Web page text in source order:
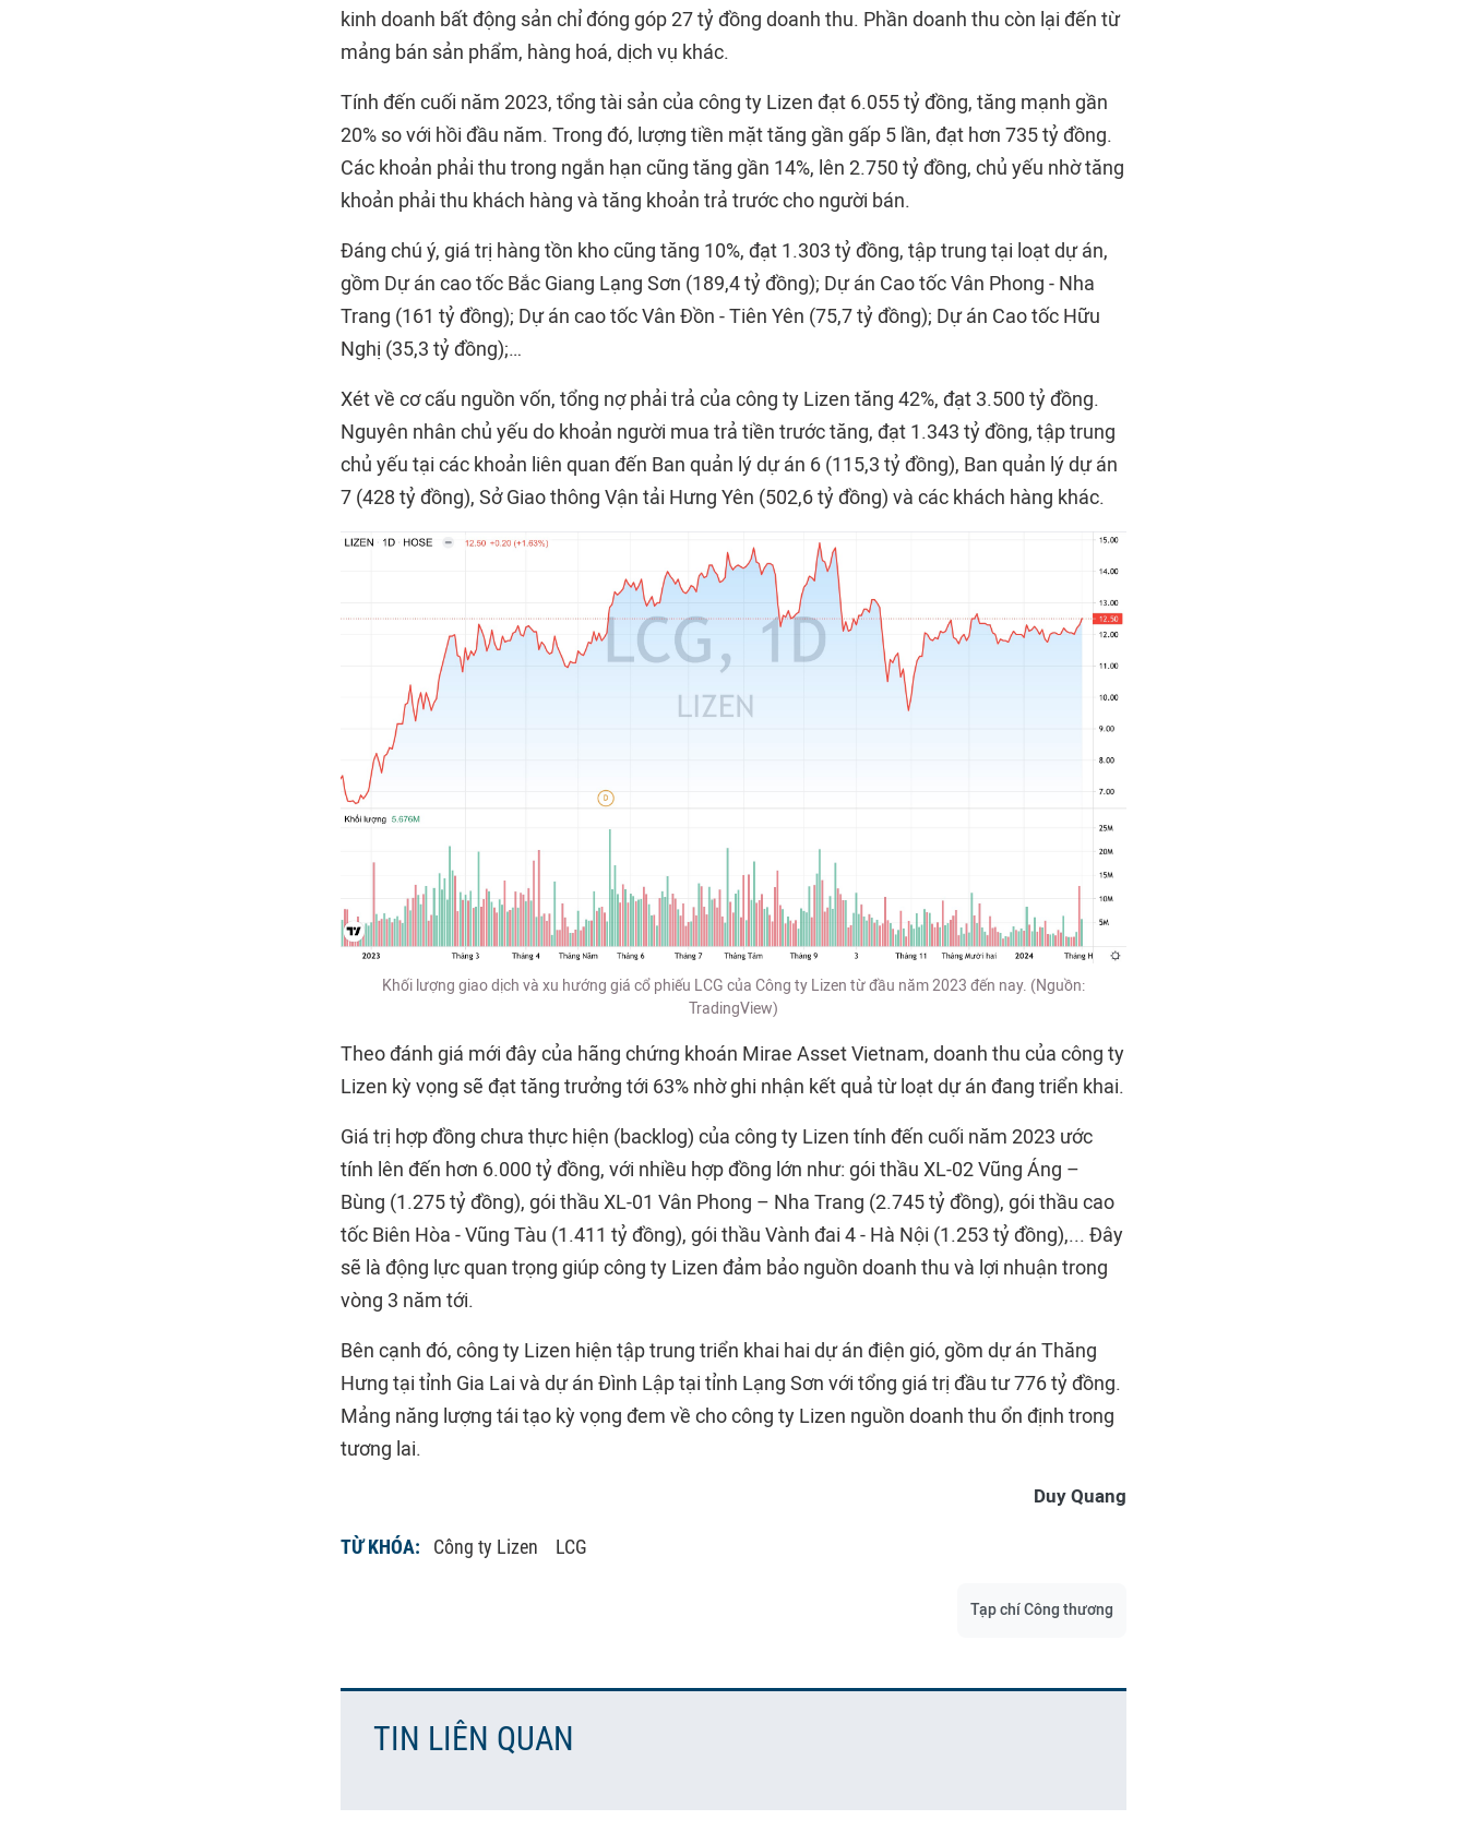
kinh doanh bất động sản chỉ đóng góp 27 tỷ đồng doanh thu. Phần doanh thu còn lại đến từ
mảng bán sản phẩm, hàng hoá, dịch vụ khác.
Tính đến cuối năm 2023, tổng tài sản của công ty Lizen đạt 6.055 tỷ đồng, tăng mạnh gần
20% so với hồi đầu năm. Trong đó, lượng tiền mặt tăng gần gấp 5 lần, đạt hơn 735 tỷ đồng.
Các khoản phải thu trong ngắn hạn cũng tăng gần 14%, lên 2.750 tỷ đồng, chủ yếu nhờ tăng
khoản phải thu khách hàng và tăng khoản trả trước cho người bán.
Đáng chú ý, giá trị hàng tồn kho cũng tăng 10%, đạt 1.303 tỷ đồng, tập trung tại loạt dự án,
gồm Dự án cao tốc Bắc Giang Lạng Sơn (189,4 tỷ đồng); Dự án Cao tốc Vân Phong - Nha
Trang (161 tỷ đồng); Dự án cao tốc Vân Đồn - Tiên Yên (75,7 tỷ đồng); Dự án Cao tốc Hữu
Nghị (35,3 tỷ đồng);…
Xét về cơ cấu nguồn vốn, tổng nợ phải trả của công ty Lizen tăng 42%, đạt 3.500 tỷ đồng.
Nguyên nhân chủ yếu do khoản người mua trả tiền trước tăng, đạt 1.343 tỷ đồng, tập trung
chủ yếu tại các khoản liên quan đến Ban quản lý dự án 6 (115,3 tỷ đồng), Ban quản lý dự án
7 (428 tỷ đồng), Sở Giao thông Vận tải Hưng Yên (502,6 tỷ đồng) và các khách hàng khác.
Khối lượng giao dịch và xu hướng giá cổ phiếu LCG của Công ty Lizen từ đầu năm 2023 đến nay. (Nguồn:
TradingView)
Theo đánh giá mới đây của hãng chứng khoán Mirae Asset Vietnam, doanh thu của công ty
Lizen kỳ vọng sẽ đạt tăng trưởng tới 63% nhờ ghi nhận kết quả từ loạt dự án đang triển khai.
Giá trị hợp đồng chưa thực hiện (backlog) của công ty Lizen tính đến cuối năm 2023 ước
tính lên đến hơn 6.000 tỷ đồng, với nhiều hợp đồng lớn như: gói thầu XL-02 Vũng Áng –
Bùng (1.275 tỷ đồng), gói thầu XL-01 Vân Phong – Nha Trang (2.745 tỷ đồng), gói thầu cao
tốc Biên Hòa - Vũng Tàu (1.411 tỷ đồng), gói thầu Vành đai 4 - Hà Nội (1.253 tỷ đồng),... Đây
sẽ là động lực quan trọng giúp công ty Lizen đảm bảo nguồn doanh thu và lợi nhuận trong
vòng 3 năm tới.
Bên cạnh đó, công ty Lizen hiện tập trung triển khai hai dự án điện gió, gồm dự án Thăng
Hưng tại tỉnh Gia Lai và dự án Đình Lập tại tỉnh Lạng Sơn với tổng giá trị đầu tư 776 tỷ đồng.
Mảng năng lượng tái tạo kỳ vọng đem về cho công ty Lizen nguồn doanh thu ổn định trong
tương lai.
Duy Quang
TỪ KHÓA: Công ty Lizen LCG
Tạp chí Công thương
TIN LIÊN QUAN